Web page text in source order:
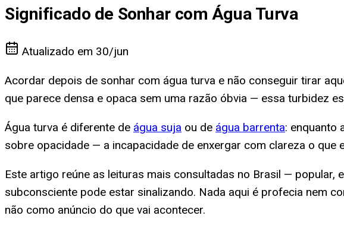
Significado de Sonhar com Água Turva
Atualizado em 30/jun
Acordar depois de sonhar com água turva e não conseguir tirar
que parece densa e opaca sem uma razão óbvia — essa turbidez
Água turva é diferente de água suja ou de água barrenta: enquanto
sobre opacidade — a incapacidade de enxergar com clareza o
Este artigo reúne as leituras mais consultadas no Brasil —
subconsciente pode estar sinalizando. Nada aqui é profecia nem
não como anúncio do que vai acontecer.